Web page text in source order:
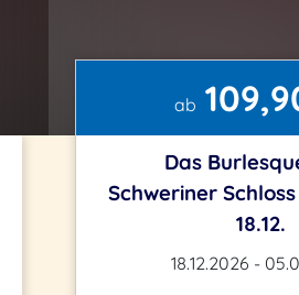
ab
Das
Schweriner
18.12.
18.12.2026 -